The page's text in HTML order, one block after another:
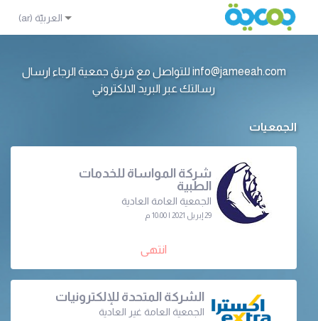
info@jameeah.com للتواصل مع فريق جمعية الرجاء ارسال
رسالتك عبر البريد الالكتروني
الجمعيات
شركة المواساة للخدمات
الطبية
الجمعية العامة العادية
29 إبريل 2021 | 10:00 م
انتهى
الشركة المتحدة للإلكترونيات
الجمعية العامة غير العادية